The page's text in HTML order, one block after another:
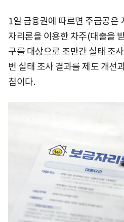
1일 금융권에 따르면 주금공은
자리론을 이용한 차주(대출을
구를 대상으로 조만간 실태 조
번 실태 조사 결과를 제도 개선
침이다.